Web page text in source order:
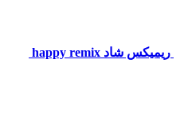
ریمیکس شاد happy remix